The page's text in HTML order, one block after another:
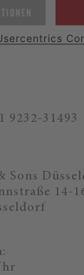
9232-31493
Sons
14-